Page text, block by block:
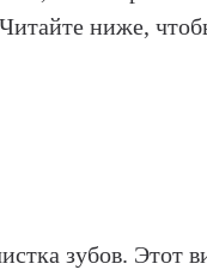
ниже,
зубов. Этот